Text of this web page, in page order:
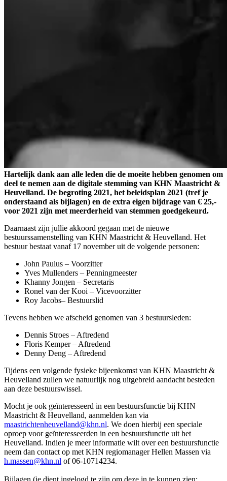
Hartelijk dank aan alle leden die de moeite hebben genomen om
deel te nemen aan de digitale stemming van KHN Maastricht &
Heuvelland. De begroting 2021, het beleidsplan 2021 (tref je
onderstaand als bijlagen) en de extra eigen bijdrage van € 25,-
voor 2021 zijn met meerderheid van stemmen goedgekeurd.
Daarnaast zijn jullie akkoord gegaan met de nieuwe
bestuurssamenstelling van KHN Maastricht & Heuvelland. Het
bestuur bestaat vanaf 17 november uit de volgende personen:
John Paulus – Voorzitter
Yves Mullenders – Penningmeester
Khanny Jongen – Secretaris
Ronel van der Kooi – Vicevoorzitter
Roy Jacobs– Bestuurslid
Tevens hebben we afscheid genomen van 3 bestuursleden:
Dennis Stroes – Aftredend
Floris Kemper – Aftredend
Denny Deng – Aftredend
Tijdens een volgende fysieke bijeenkomst van KHN Maastricht &
Heuvelland zullen we natuurlijk nog uitgebreid aandacht besteden
aan deze bestuurswissel.
Mocht je ook geïnteresseerd in een bestuursfunctie bij KHN
Maastricht & Heuvelland, aanmelden kan via
maastrichtenheuvelland@khn.nl. We doen hierbij een speciale
oproep voor geïnteresseerden in een bestuursfunctie uit het
Heuvelland. Indien je meer informatie wilt over een bestuursfunctie
neem dan contact op met KHN regiomanager Hellen Massen via
h.massen@khn.nl of 06-10714234.
Bijlagen (je dient ingelogd te zijn om deze in te kunnen zien: